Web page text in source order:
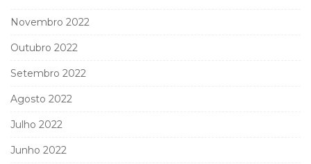
Novembro 2022
Outubro 2022
Setembro 2022
Agosto 2022
Julho 2022
Junho 2022